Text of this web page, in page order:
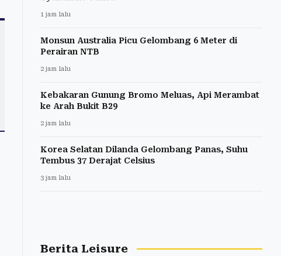
1 jam lalu
Monsun Australia Picu Gelombang 6 Meter di
Perairan NTB
2 jam lalu
Kebakaran Gunung Bromo Meluas, Api Merambat
ke Arah Bukit B29
2 jam lalu
Korea Selatan Dilanda Gelombang Panas, Suhu
Tembus 37 Derajat Celsius
3 jam lalu
Berita Leisure